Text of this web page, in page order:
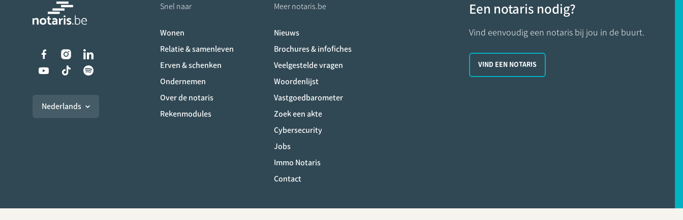
Liens vers les réseaux sociaux
Nederlands
Snel naar
Wonen
Relatie & samenleven
Erven & schenken
Ondernemen
Over de notaris
Rekenmodules
Meer notaris.be
Nieuws
Brochures & infofiches
Veelgestelde vragen
Woordenlijst
Vastgoedbarometer
Zoek een akte
Cybersecurity
Jobs
Immo Notaris
Contact
Een notaris nodig?
Vind eenvoudig een notaris bij jou in de buurt.
VIND EEN NOTARIS